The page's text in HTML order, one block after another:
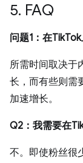
5. FAQ
问题1：在
所需时间取决于
长，而有些则需
加速增长。
Q2：我需要在
不。即使粉丝很